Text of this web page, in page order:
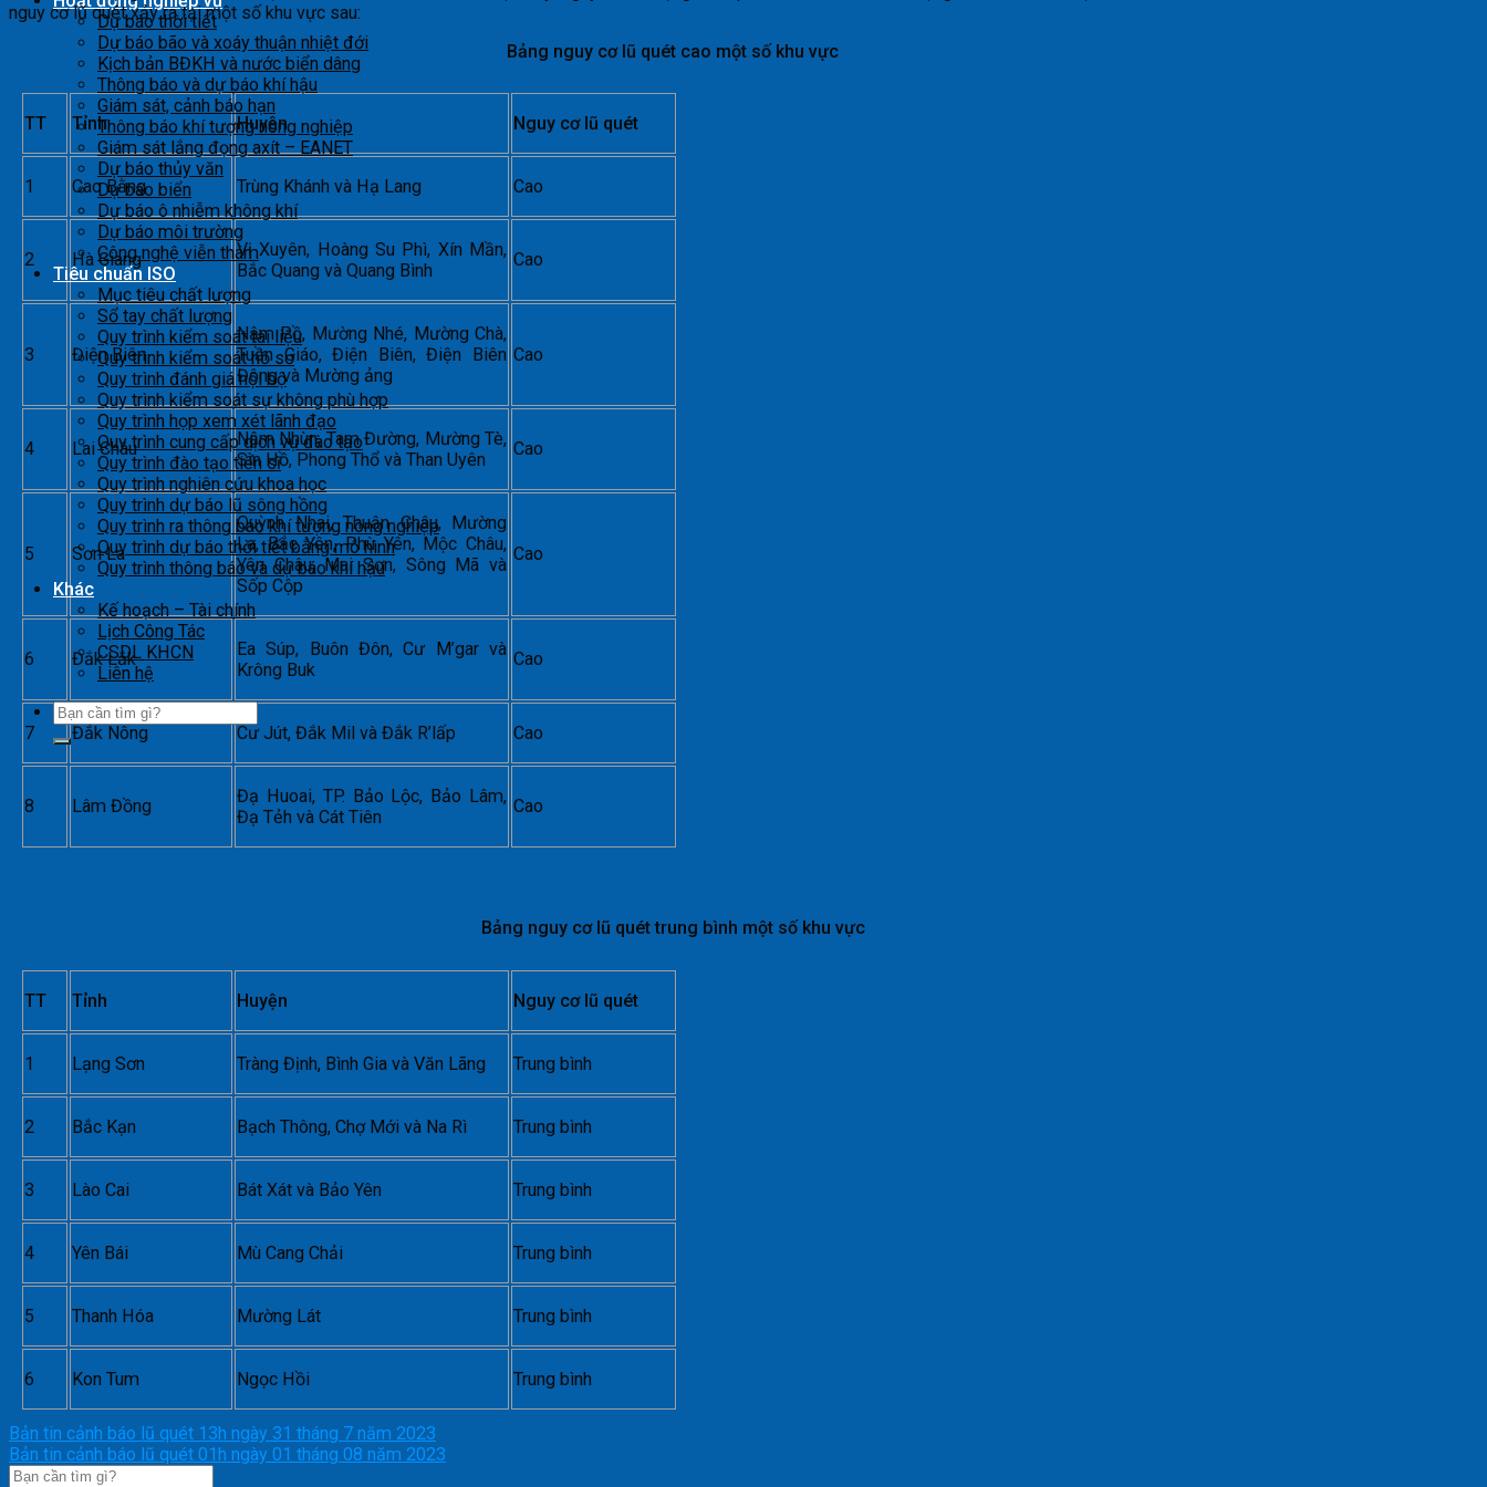
Dự báo thời tiết
Dự báo bão và xoáy thuận nhiệt đới
Kịch bản BĐKH và nước biển dâng
Thông báo và dự báo khí hậu
Giám sát, cảnh báo hạn
Thông báo khí tượng nông nghiệp
Giám sát lắng đọng axít – EANET
Dự báo thủy văn
Dự báo biển
Dự báo ô nhiễm không khí
Dự báo môi trường
Công nghệ viễn thám
Tiêu chuẩn ISO
Mục tiêu chất lượng
Sổ tay chất lượng
Quy trình kiểm soát tài liệu
Quy trình kiểm soát hồ sơ
Quy trình đánh giá nội bộ
Quy trình kiểm soát sự không phù hợp
Quy trình họp xem xét lãnh đạo
Quy trình cung cấp dịch vụ đào tạo
Quy trình đào tạo tiến sĩ
Quy trình nghiên cứu khoa học
Quy trình dự báo lũ sông hồng
Quy trình ra thông báo khí tượng nông nghiệp
Quy trình dự báo thời tiết bằng mô hình
Quy trình thông báo và dự báo khí hậu
Khác
Kế hoạch – Tài chính
Lịch Công Tác
CSDL KHCN
Liên hệ
nguy cơ lũ quét xảy ra tại một số khu vực sau:
Bảng nguy cơ lũ quét cao một số khu vực
TT Tỉnh Huyện Nguy cơ lũ quét
1 Cao Bằng Trùng Khánh và Hạ Lang Cao
2 Hà Giang
Vị Xuyên, Hoàng Su Phì, Xín Mần,
Bắc Quang và Quang Bình
Cao
3 Điện Biên
Nậm Pồ, Mường Nhé, Mường Chà,
Tuần Giáo, Điện Biên, Điện Biên
Đông và Mường ảng
Cao
4 Lai Châu
Nậm Nhùn, Tam Đường, Mường Tè,
Sìn Hồ, Phong Thổ và Than Uyên
Cao
5 Sơn La
Quỳnh Nhai, Thuận Châu, Mường
La, Bắc Yên, Phù Yên, Mộc Châu,
Yên Châu, Mai Sơn, Sông Mã và
Sốp Cộp
Cao
6 Đắk Lắk
Ea Súp, Buôn Đôn, Cư M’gar và
Krông Buk
Cao
7 Đắk Nông Cư Jút, Đắk Mil và Đắk R’lấp Cao
8 Lâm Đồng
Đạ Huoai, TP. Bảo Lộc, Bảo Lâm,
Đạ Tẻh và Cát Tiên
Cao
Bảng nguy cơ lũ quét trung bình một số khu vực
TT Tỉnh Huyện Nguy cơ lũ quét
1 Lạng Sơn Tràng Định, Bình Gia và Văn Lãng Trung bình
2 Bắc Kạn Bạch Thông, Chợ Mới và Na Rì Trung bình
3 Lào Cai Bát Xát và Bảo Yên Trung bình
4 Yên Bái Mù Cang Chải Trung bình
5 Thanh Hóa Mường Lát Trung bình
6 Kon Tum Ngọc Hồi Trung bình
Bản tin cảnh báo lũ quét 13h ngày 31 tháng 7 năm 2023
Bản tin cảnh báo lũ quét 01h ngày 01 tháng 08 năm 2023